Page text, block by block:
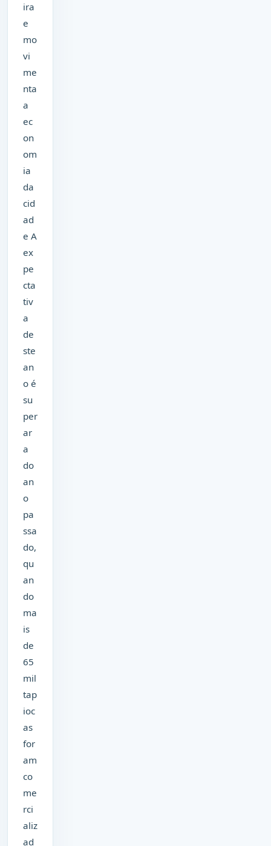
ira
e
mo
vi
me
nta
a
ec
on
om
ia
da
cid
ad
e A
ex
pe
cta
tiv
a
de
ste
an
o é
su
per
ar
a
do
an
o
pa
ssa
do,
qu
an
do
ma
is
de
65
mil
tap
ioc
as
for
am
co
me
rci
aliz
ad